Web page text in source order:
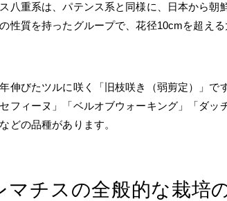
八重系は、パテンス系と同様に、日本から
性質を持ったグループで、花径10cmを超える
伸びたツルに咲く「旧枝咲き（弱剪定）」で
フィーヌ」「ベルオブウォーキング」「ダッ
どの品種があります。
マチスの全般的な栽培